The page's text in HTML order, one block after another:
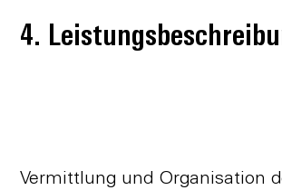
4.
Vermittlung und Organisation